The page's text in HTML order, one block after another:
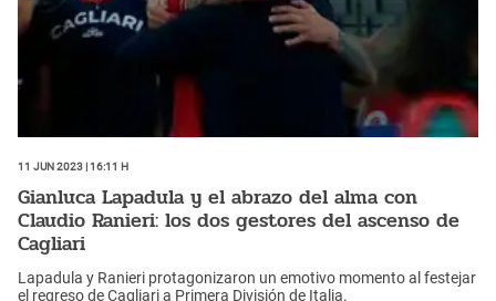
11 Jun 2023 | 16:11 h
Gianluca Lapadula y el abrazo del alma con
Claudio Ranieri: los dos gestores del ascenso de
Cagliari
Lapadula y Ranieri protagonizaron un emotivo momento al festejar
el regreso de Cagliari a Primera División de Italia.